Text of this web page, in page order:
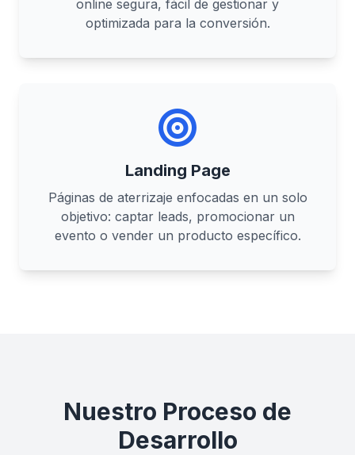
online segura, fácil de gestionar y
optimizada para la conversión.
Landing Page
Páginas de aterrizaje enfocadas en un solo
objetivo: captar leads, promocionar un
evento o vender un producto específico.
Nuestro Proceso de
Desarrollo